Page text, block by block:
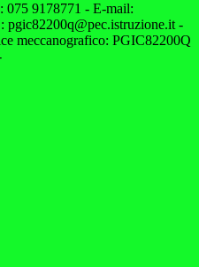
075 9178771 - E-mail:
pgic82200q@pec.istruzione.it -
meccanografico: PGIC82200Q